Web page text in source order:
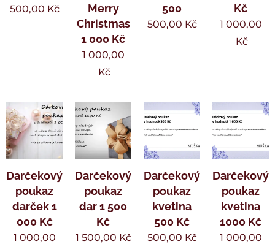
500,00 Kč
Merry
Christmas
1 000 Kč
1 000,00
Kč
500
500,00 Kč
Kč
1 000,00
Kč
Darčekový
poukaz
darček 1
000 Kč
1 000,00
Darčekový
poukaz
dar 1 500
Kč
1 500,00 Kč
Darčekový
poukaz
kvetina
500 Kč
500,00 Kč
Darčekový
poukaz
kvetina
1000 Kč
1 000,00